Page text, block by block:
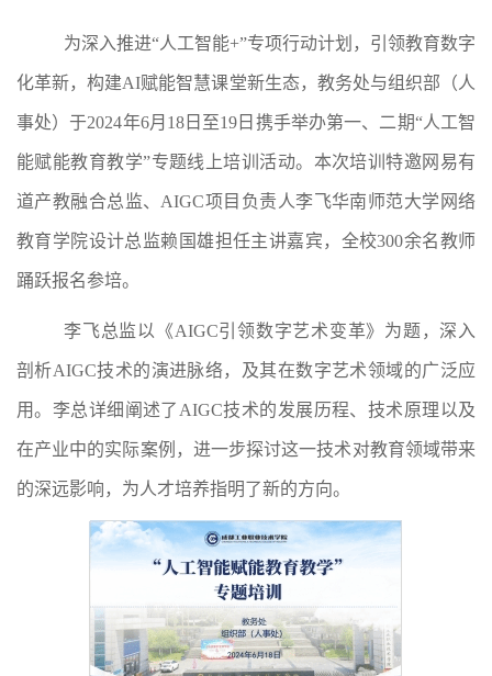
为深入推进“人工智能+”专项行动计划，引领教育数字
化革新，构建AI赋能智慧课堂新生态， 教务处与组织部（人
事处）于2024年6月18日至19日携手举办第一、二期“人工智
能赋能教育教学”专题线上培训 活动。本次培训特邀网易有
道产教融合总监、 AIGC项目负责人李飞华南师范大学网络
教育学院设计总监赖国雄担任主讲嘉宾，全校300余名教师
踊跃报名参培。
李飞总监以《AIGC引领数字艺术变革》为题，深入
剖析AIGC技术的演进脉络，及其在数字艺术领域的广泛应
用。 李总详细阐述了 AIGC技术的发展历程、技术原理以及
在产业中的实际案例，进一步探讨这一技术对教育领域带来
的深远影响，为人才培养指明了新的方向。